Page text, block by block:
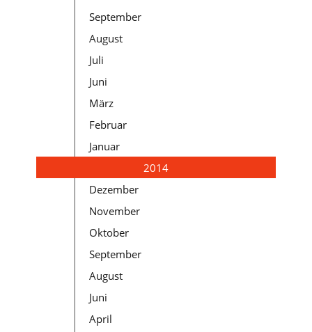
September
August
Juli
Juni
März
Februar
Januar
2014
Dezember
November
Oktober
September
August
Juni
April